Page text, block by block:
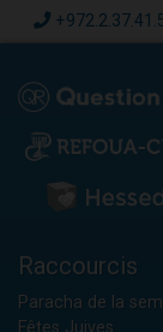
Raccourcis
Paracha de la